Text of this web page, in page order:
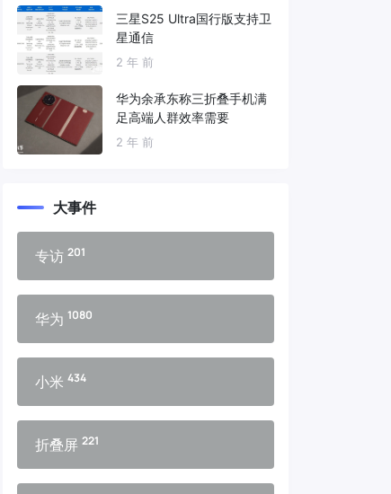
三星S25 Ultra国行版支持卫
星通信
2 年 前
华为余承东称三折叠手机满
足高端人群效率需要
2 年 前
大事件
专访 201
华为 1080
小米 434
折叠屏 221